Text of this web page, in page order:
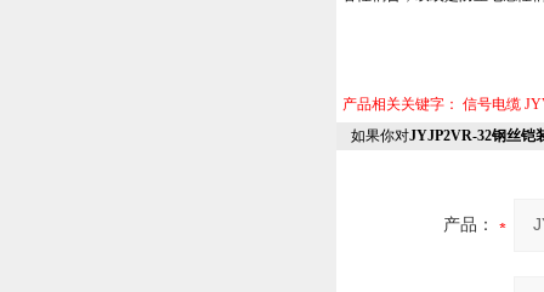
产品相关关键字： 信号电缆
如果你对JYJP2VR-32钢丝铠
产品：